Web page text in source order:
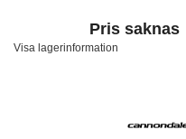
Pris saknas
Visa lagerinformation